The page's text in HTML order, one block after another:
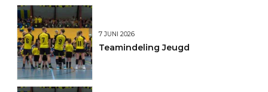
7 JUNI 2026
Teamindeling Jeugd